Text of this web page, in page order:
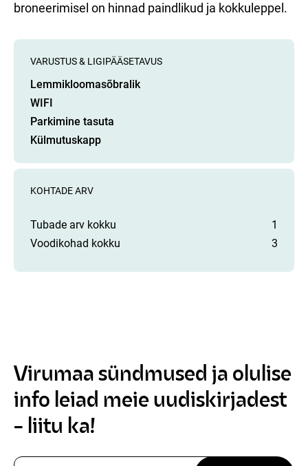
broneerimisel on hinnad paindlikud ja kokkuleppel.
VARUSTUS & LIGIPÄÄSETAVUS
Lemmikloomasõbralik
WIFI
Parkimine tasuta
Külmutuskapp
KOHTADE ARV
Tubade arv kokku
1
Voodikohad kokku
3
Virumaa sündmused ja olulise
info leiad meie uudiskirjadest
- liitu ka!